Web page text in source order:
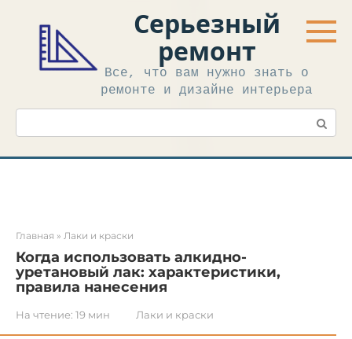
контенту
Серьезный
ремонт
Все, что вам нужно знать о
ремонте и дизайне интерьера
Поиск:
Главная » Лаки и краски
Когда использовать алкидно-
уретановый лак: характеристики,
правила нанесения
На чтение: 19 мин Лаки и краски